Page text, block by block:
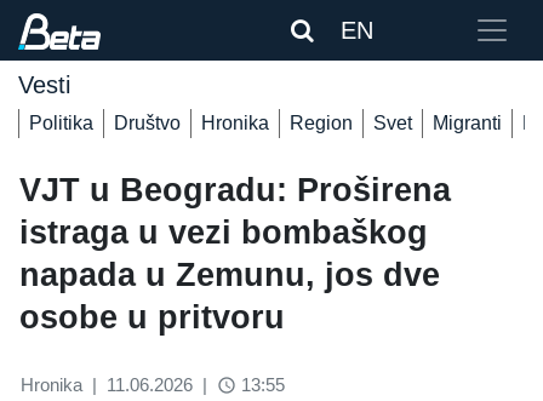
EN
Vesti
Politika Društvo Hronika Region Svet Migranti
VJT u Beogradu: Proširena
istraga u vezi bombaškog
napada u Zemunu, jos dve
osobe u pritvoru
Hronika | 11.06.2026 | access_time 13:55